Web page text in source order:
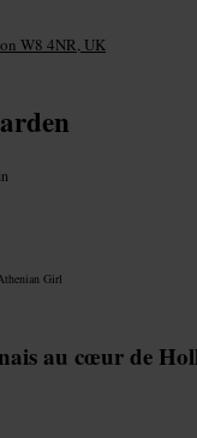
W8 4NR, UK
Girl
au cœur de